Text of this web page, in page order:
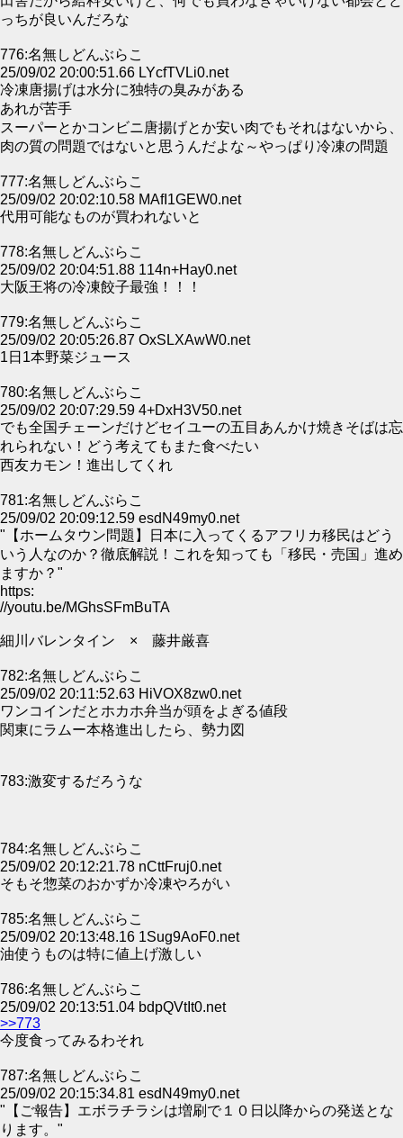
っちが良いんだろな
776:名無しどんぶらこ
25/09/02 20:00:51.66 LYcfTVLi0.net
冷凍唐揚げは水分に独特の臭みがある
あれが苦手
スーパーとかコンビニ唐揚げとか安い肉でもそれはないから、
肉の質の問題ではないと思うんだよな～やっぱり冷凍の問題
777:名無しどんぶらこ
25/09/02 20:02:10.58 MAfI1GEW0.net
代用可能なものが買われないと
778:名無しどんぶらこ
25/09/02 20:04:51.88 114n+Hay0.net
大阪王将の冷凍餃子最強！！！
779:名無しどんぶらこ
25/09/02 20:05:26.87 OxSLXAwW0.net
1日1本野菜ジュース
780:名無しどんぶらこ
25/09/02 20:07:29.59 4+DxH3V50.net
でも全国チェーンだけどセイユーの五目あんかけ焼きそばは忘
れられない！どう考えてもまた食べたい
西友カモン！進出してくれ
781:名無しどんぶらこ
25/09/02 20:09:12.59 esdN49my0.net
"【ホームタウン問題】日本に入ってくるアフリカ移民はどう
いう人なのか？徹底解説！これを知っても「移民・売国」進め
ますか？"
https:
//youtu.be/MGhsSFmBuTA
細川バレンタイン × 藤井厳喜
782:名無しどんぶらこ
25/09/02 20:11:52.63 HiVOX8zw0.net
ワンコインだとホカホ弁当が頭をよぎる値段
関東にラムー本格進出したら、勢力図
783:激変するだろうな
784:名無しどんぶらこ
25/09/02 20:12:21.78 nCttFruj0.net
そもそ惣菜のおかずか冷凍やろがい
785:名無しどんぶらこ
25/09/02 20:13:48.16 1Sug9AoF0.net
油使うものは特に値上げ激しい
786:名無しどんぶらこ
25/09/02 20:13:51.04 bdpQVtIt0.net
>>773
今度食ってみるわそれ
787:名無しどんぶらこ
25/09/02 20:15:34.81 esdN49my0.net
"【ご報告】エボラチラシは増刷で１０日以降からの発送とな
ります。"